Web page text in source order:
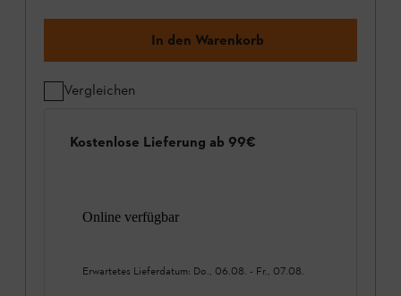
In den Warenkorb
Vergleichen
Kostenlose Lieferung ab 99€
Online verfügbar
Erwartetes Lieferdatum: Do., 06.08. - Fr., 07.08.